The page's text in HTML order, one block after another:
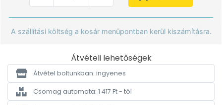
A szállítási költség a kosár menüpontban kerül kiszámításra.
Átvételi lehetőségek
Átvétel boltunkban: ingyenes
Csomag automata: 1 417 Ft - tól